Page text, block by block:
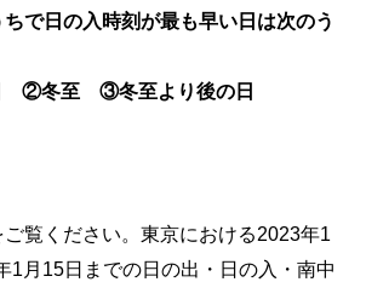
で日の入時刻が最も早い日は次のう
②冬至 ③冬至より後の日
ご覧ください。東京における2023年1
1月15日までの日の出・日の入・南中